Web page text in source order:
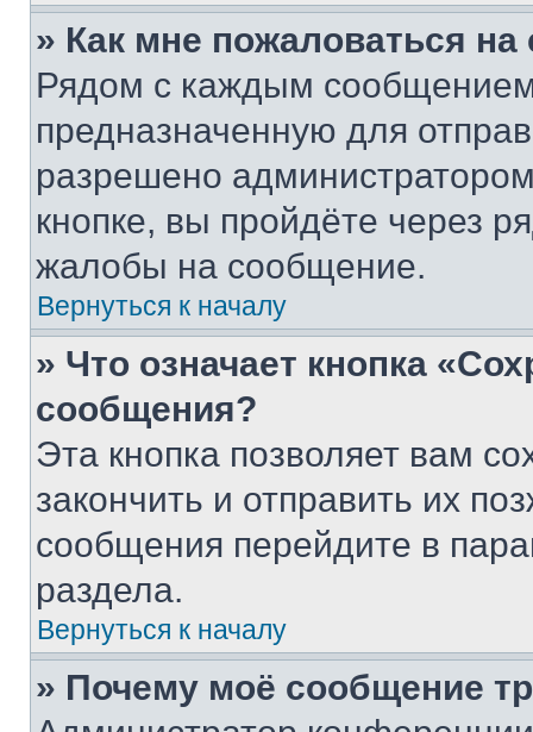
» Как мне пожаловаться
Рядом с каждым сообщением
предназначенную для
разрешено
кнопке, вы пройдёте через
жалобы на сообщение.
Вернуться к началу
» Что означает кнопка
сообщения?
Эта кнопка позволяет вам
закончить и отправить их
сообщения перейдите в
раздела.
Вернуться к началу
» Почему моё сообщение